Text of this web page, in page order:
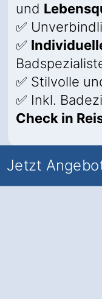
und
✅
✅
✅ Stilvolle
✅ Inkl.
Check in
Jetzt